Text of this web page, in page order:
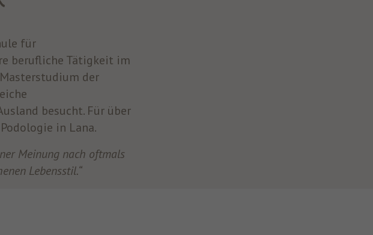
für
berufliche Tätigkeit im
der
besucht. Für über
in Lana.
Meinung nach oftmals
Lebensstil.“